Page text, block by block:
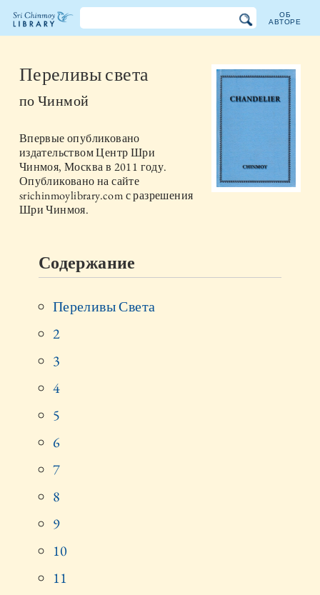
Библиотека
Шри
Чинмоя
ОБ
АВТОРЕ
Переливы света
поЧинмой
Впервые опубликовано
издательствомЦентр Шри
Чинмоя, Москвав 2011 году.
Опубликовано на сайте
srichinmoylibrary.com с разрешения
Шри Чинмоя.
Содержание
Переливы Света
2
3
4
5
6
7
8
9
10
11